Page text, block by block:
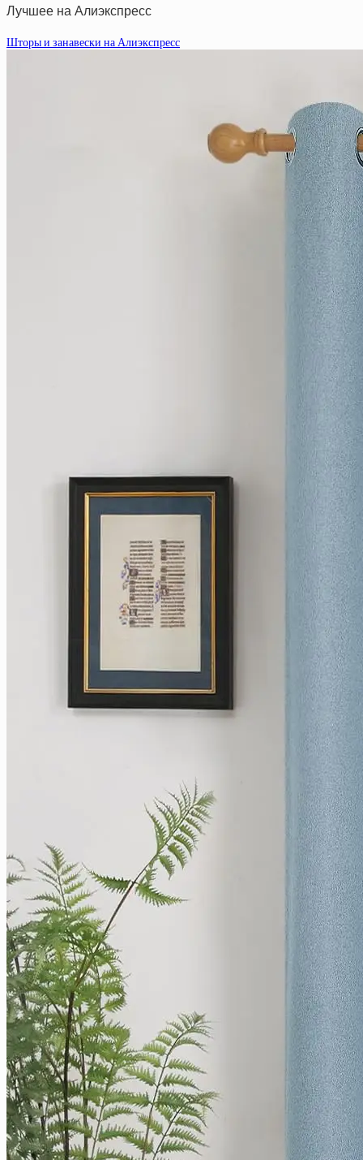
Лучшее на Алиэкспресс
Шторы и занавески на Алиэкспресс